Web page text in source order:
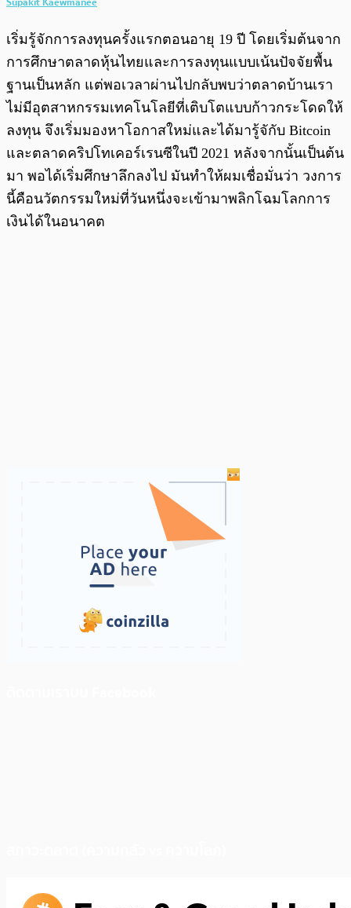
เริ่มรู้จักการลงทุนครั้งแรกตอนอายุ 19 ปี โดยเริ่มต้นจาก
การศึกษาตลาดหุ้นไทยและการลงทุนแบบเน้นปัจจัยพื้น
ฐานเป็นหลัก แต่พอเวลาผ่านไปกลับพบว่าตลาดบ้านเรา
ไม่มีอุตสาหกรรมเทคโนโลยีที่เติบโตแบบก้าวกระโดดให้
ลงทุน จึงเริ่มมองหาโอกาสใหม่และได้มารู้จักับ Bitcoin
และตลาดคริปโทเคอร์เรนซีในปี 2021 หลังจากนั้นเป็นต้น
มา พอได้เริ่มศึกษาลึกลงไป มันทำให้ผมเชื่อมั่นว่า วงการ
นี้คือนวัตกรรมใหม่ที่วันหนึ่งจะเข้ามาพลิกโฉมโลกการ
เงินได้ในอนาคต